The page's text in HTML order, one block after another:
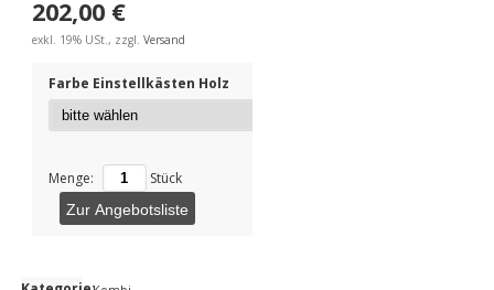
202,00 €
exkl. 19% USt., zzgl. Versand
Farbe Einstellkästen Holz
Menge: Stück
Zur Angebotsliste